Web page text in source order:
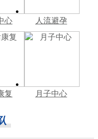
心 人流避孕
复 月子中心